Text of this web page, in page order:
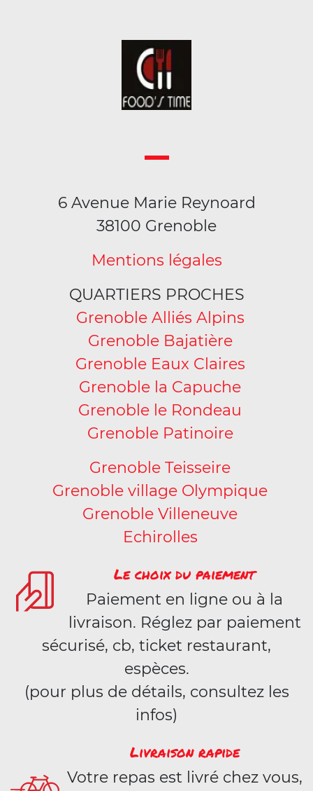
6 Avenue Marie Reynoard
38100 Grenoble
Mentions légales
QUARTIERS PROCHES
Grenoble Alliés Alpins
Grenoble Bajatière
Grenoble Eaux Claires
Grenoble la Capuche
Grenoble le Rondeau
Grenoble Patinoire
Grenoble Teisseire
Grenoble village Olympique
Grenoble Villeneuve
Echirolles
Le choix du paiement
Paiement en ligne ou à la
livraison. Réglez par paiement
sécurisé, cb, ticket restaurant,
espèces.
(pour plus de détails, consultez les
infos)
Livraison rapide
Votre repas est livré chez vous,